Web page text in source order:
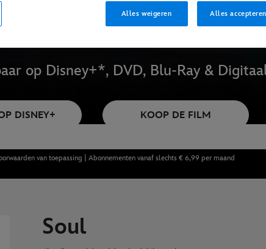
op Disney+*, DVD, Blu-Ray &
DISNEY+ KOOP DE FILM
van toepassing | Abonnementen vanaf slechts € 6,99 per maand
Soul
Alles weigeren Alles accepteren